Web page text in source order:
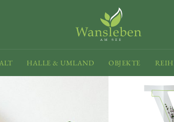
HALLE & UMLAND OBJEKTE